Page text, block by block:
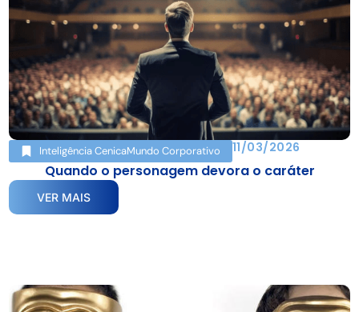
Inteligência CenicaMundo Corporativo 11/03/2026
Quando o personagem devora o caráter
VER MAIS